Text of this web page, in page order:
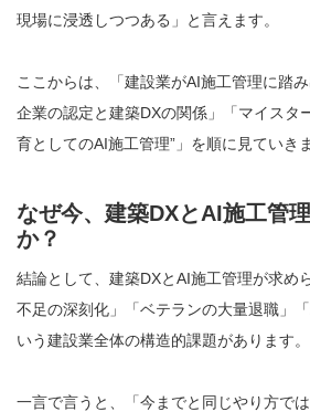
現場に浸透しつつある」と言えます。
ここからは、「建設業がAI施工管理に踏
企業の認定と建築DXの関係」「マイスタ
育としてのAI施工管理”」を順に見ていきま
なぜ今、建築DXとAI施工管
か？
結論として、建築DXとAI施工管理が求め
不足の深刻化」「ベテランの大量退職」
いう建設業全体の構造的課題があります。
一言で言うと、「今までと同じやり方では